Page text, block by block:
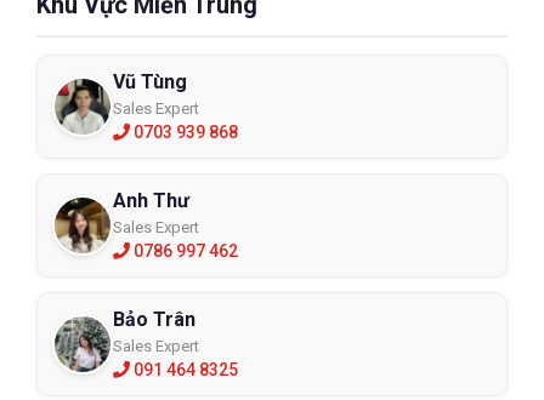
Vũ Tùng
Sales Expert
0703 939 868
Anh Thư
Sales Expert
0786 997 462
Bảo Trân
Sales Expert
091 464 8325